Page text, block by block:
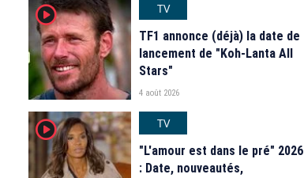
player2
TV
TF1 annonce (déjà) la date de
lancement de "Koh-Lanta All
Stars"
4 août 2026
player2
TV
"L'amour est dans le pré" 2026
: Date, nouveautés,